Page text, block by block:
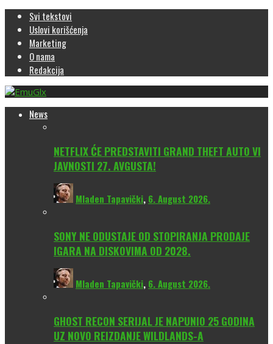
Svi tekstovi
Uslovi korišćenja
Marketing
O nama
Redakcija
News
NETFLIX ĆE PREDSTAVITI GRAND THEFT AUTO VI
JAVNOSTI 27. AVGUSTA!
Mladen Tapavički, 6. August 2026.
SONY NE ODUSTAJE OD STOPIRANJA PRODAJE
IGARA NA DISKOVIMA OD 2028.
Mladen Tapavički, 6. August 2026.
GHOST RECON SERIJAL JE NAPUNIO 25 GODINA
UZ NOVO REIZDANJE WILDLANDS-A